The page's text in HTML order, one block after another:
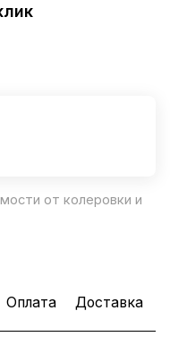
от колеровки и
Оплата Доставка